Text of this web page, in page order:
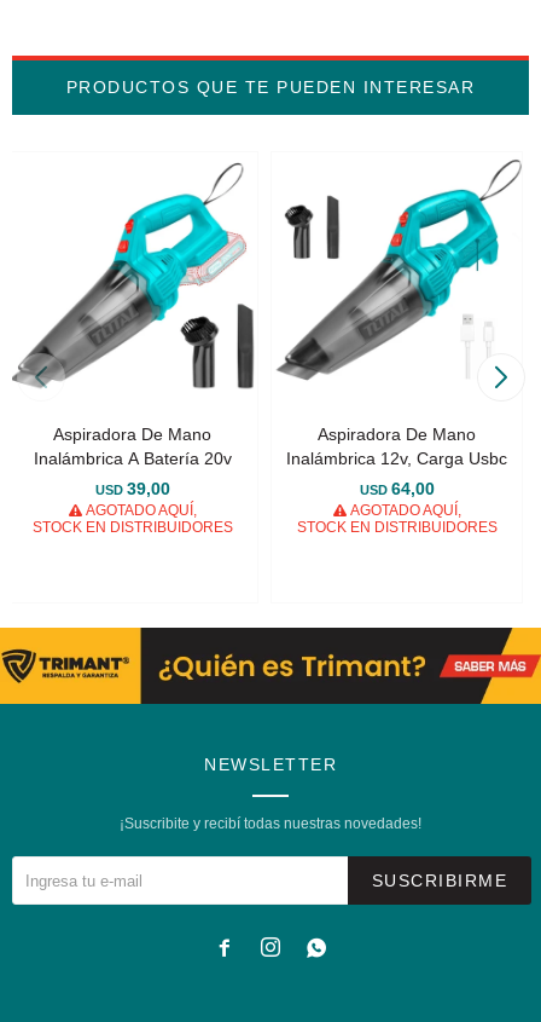
PRODUCTOS QUE TE PUEDEN INTERESAR
Aspiradora De Mano
Inalámbrica A Batería 20v
USD 39,00
AGOTADO AQUÍ,
STOCK EN DISTRIBUIDORES
Aspiradora De Mano
Inalámbrica 12v, Carga Usbc
USD 64,00
AGOTADO AQUÍ,
STOCK EN DISTRIBUIDORES
NEWSLETTER
¡Suscribite y recibí todas nuestras novedades!
SUSCRIBIRME
  